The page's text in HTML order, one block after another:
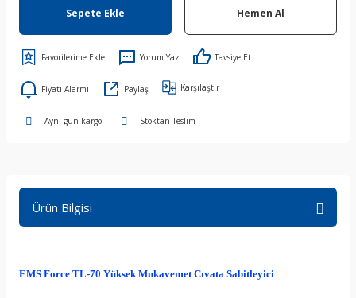
Sepete Ekle Hemen Al
Yorum Yaz Tavsiye Et
Fiyatı Alarmı Paylaş Karşılaştır
Aynı gün kargo Stoktan Teslim
Ürün Bilgisi
EMS Force TL-70 Yüksek Mukavemet Cıvata Sabitleyici